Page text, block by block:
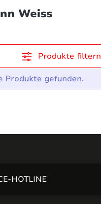
Weiss
Produkte filtern
Produkte gefunden.
HOTLINE